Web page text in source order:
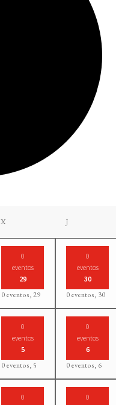
Xmiércoles Jjueves
0
eventos
29
0 eventos,29
0
eventos
30
0 eventos, 30
0
eventos
5
0 eventos,5
0
eventos
6
0 eventos, 6
0
0